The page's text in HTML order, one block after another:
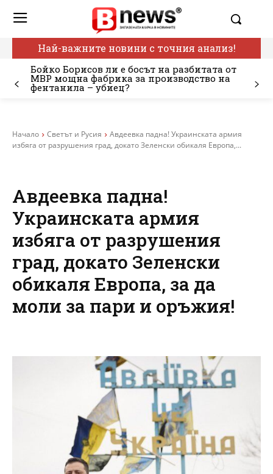
Най-важните новини с точния анализ!
Бойко Борисов ли е босът на разбитата от
МВР мощна фабрика за производство на
фентанила – убиец?
Начало Светът и Русия
Авдеевка падна! Украинската армия
избяга от разрушения град, докато Зеленски обикаля Европа,...
Авдеевка падна!
Украинската армия
избяга от разрушения
град, докато Зеленски
обикаля Европа, за да
моли за пари и оръжия!